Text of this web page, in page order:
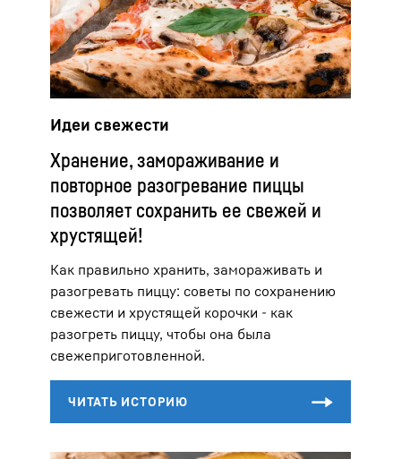
Идеи свежести
Хранение, замораживание и
повторное разогревание пиццы
позволяет сохранить ее свежей и
хрустящей!
Как правильно хранить, замораживать и
разогревать пиццу: советы по сохранению
свежести и хрустящей корочки - как
разогреть пиццу, чтобы она была
свежеприготовленной.